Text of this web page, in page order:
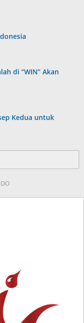
di “WIN” Akan
Kedua untuk